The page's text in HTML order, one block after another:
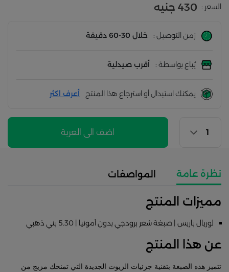
السعر : 430 جنيه
زمن التوصيل : خلال 30-60 دقيقة
يُباع بواسطة : أقرب صيدلية
يمكنك استبدال أو استرجاع هذا المنتج أعرف اكثر
اضف الى العربة
نظرة عامة المواصفات
مميزات المنتج
لوريال باريس | صبغة شعر برودجي بدون أمونيا | 5.30 بني ذهبي
عن هذا المنتج
تتميز هذه الصبغة بتقنية جزئيات الزيوت الجديدة التي تمنحك مزيج من